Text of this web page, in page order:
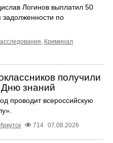
Логинов выплатил 50
задолженности по
Криминал
получили
знаний
проводит всероссийскую
Иркутск 714 07.08.2026